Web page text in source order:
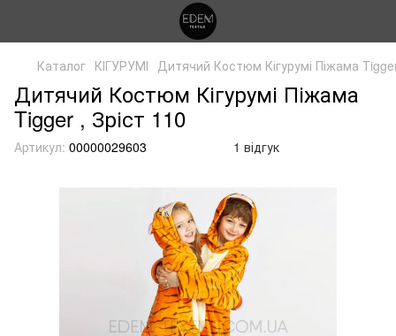
Каталог КІГУРУМІ Дитячий Костюм Кігурумі Піжама
Дитячий Костюм Кігурумі Піжама
Tigger , Зріст 110
Артикул: 00000029603 1 відгук